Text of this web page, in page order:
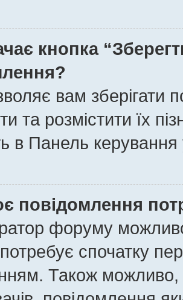
кнопка
вам зберігати
та розмістити їх
в Панель керування
повідомлення
форуму
спочатку
Також можливо,